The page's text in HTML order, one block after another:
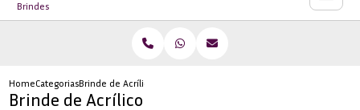
HomeCategoriasBrinde de Acrílico
Brinde de Acrílico